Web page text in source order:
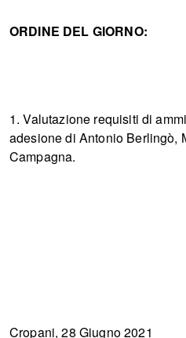
ORDINE DEL GIORNO:
1. Valutazione requisiti di
adesione di Antonio Berlingò,
Campagna.
Cropani, 28 Giugno 2021